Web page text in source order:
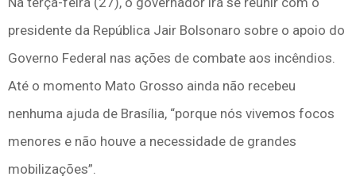
presidente da República Jair Bolsonaro sobre o apoio do
Governo Federal nas ações de combate aos incêndios.
Até o momento Mato Grosso ainda não recebeu
nenhuma ajuda de Brasília, “porque nós vivemos focos
menores e não houve a necessidade de grandes
mobilizações”.